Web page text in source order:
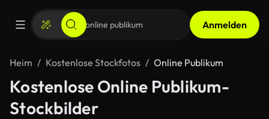
Anmelden
Heim Kostenlose Stockfotos Online Publikum
Kostenlose Online Publikum-
Stockbilder